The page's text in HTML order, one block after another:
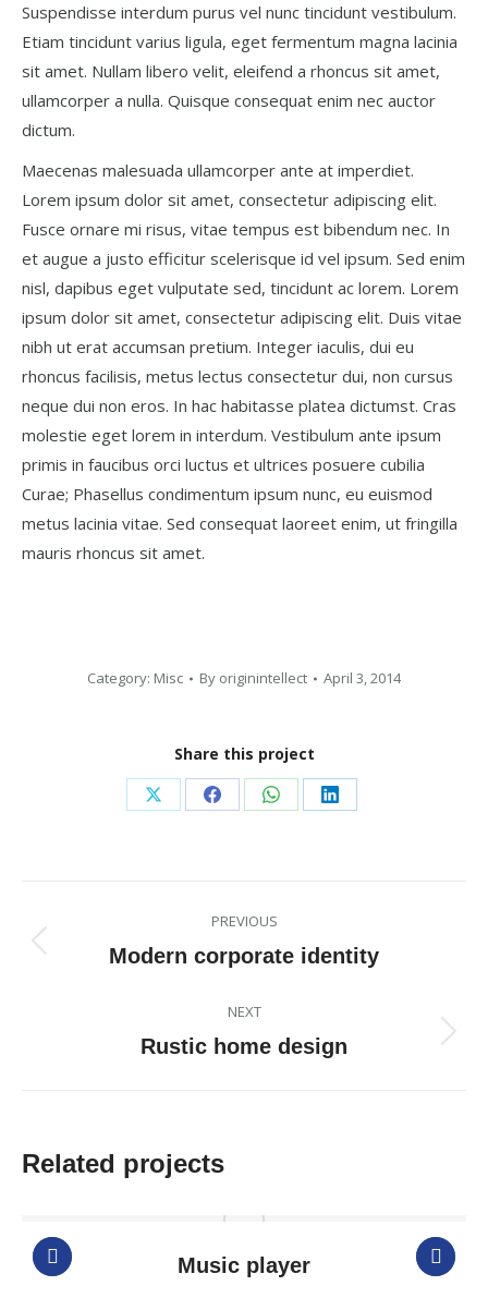
Suspendisse interdum purus vel nunc tincidunt vestibulum.
Etiam tincidunt varius ligula, eget fermentum magna lacinia
sit amet. Nullam libero velit, eleifend a rhoncus sit amet,
ullamcorper a nulla. Quisque consequat enim nec auctor
dictum.
Maecenas malesuada ullamcorper ante at imperdiet.
Lorem ipsum dolor sit amet, consectetur adipiscing elit.
Fusce ornare mi risus, vitae tempus est bibendum nec. In
et augue a justo efficitur scelerisque id vel ipsum. Sed enim
nisl, dapibus eget vulputate sed, tincidunt ac lorem. Lorem
ipsum dolor sit amet, consectetur adipiscing elit. Duis vitae
nibh ut erat accumsan pretium. Integer iaculis, dui eu
rhoncus facilisis, metus lectus consectetur dui, non cursus
neque dui non eros. In hac habitasse platea dictumst. Cras
molestie eget lorem in interdum. Vestibulum ante ipsum
primis in faucibus orci luctus et ultrices posuere cubilia
Curae; Phasellus condimentum ipsum nunc, eu euismod
metus lacinia vitae. Sed consequat laoreet enim, ut fringilla
mauris rhoncus sit amet.
Category: Misc By originintellect April 3, 2014
Share this project
Share Share Share Share
navigation
PREVIOUS
Previous
Modern corporate identity
NEXT
Next
Rustic home design
Related projects
Music player